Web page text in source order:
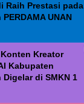
Raih Prestasi pada
UNAN
Kreator
Kabupaten
Digelar di SMKN 1